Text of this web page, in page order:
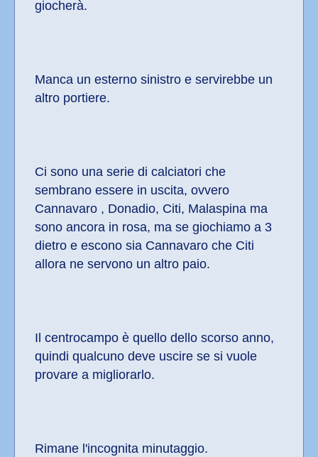
giocherà.
Manca un esterno sinistro e servirebbe un
altro portiere.
Ci sono una serie di calciatori che
sembrano essere in uscita, ovvero
Cannavaro , Donadio, Citi, Malaspina ma
sono ancora in rosa, ma se giochiamo a 3
dietro e escono sia Cannavaro che Citi
allora ne servono un altro paio.
Il centrocampo è quello dello scorso anno,
quindi qualcuno deve uscire se si vuole
provare a migliorarlo.
Rimane l'incognita minutaggio.